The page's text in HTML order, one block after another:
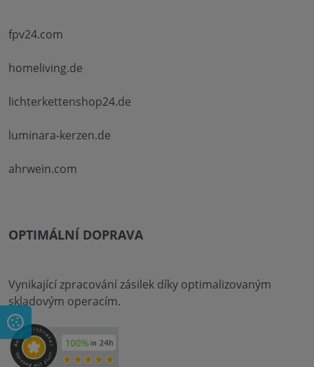
fpv24.com
homeliving.de
lichterkettenshop24.de
luminara-kerzen.de
ahrwein.com
OPTIMÁLNÍ DOPRAVA
Vynikající zpracování zásilek díky optimalizovaným
skladovým operacím.